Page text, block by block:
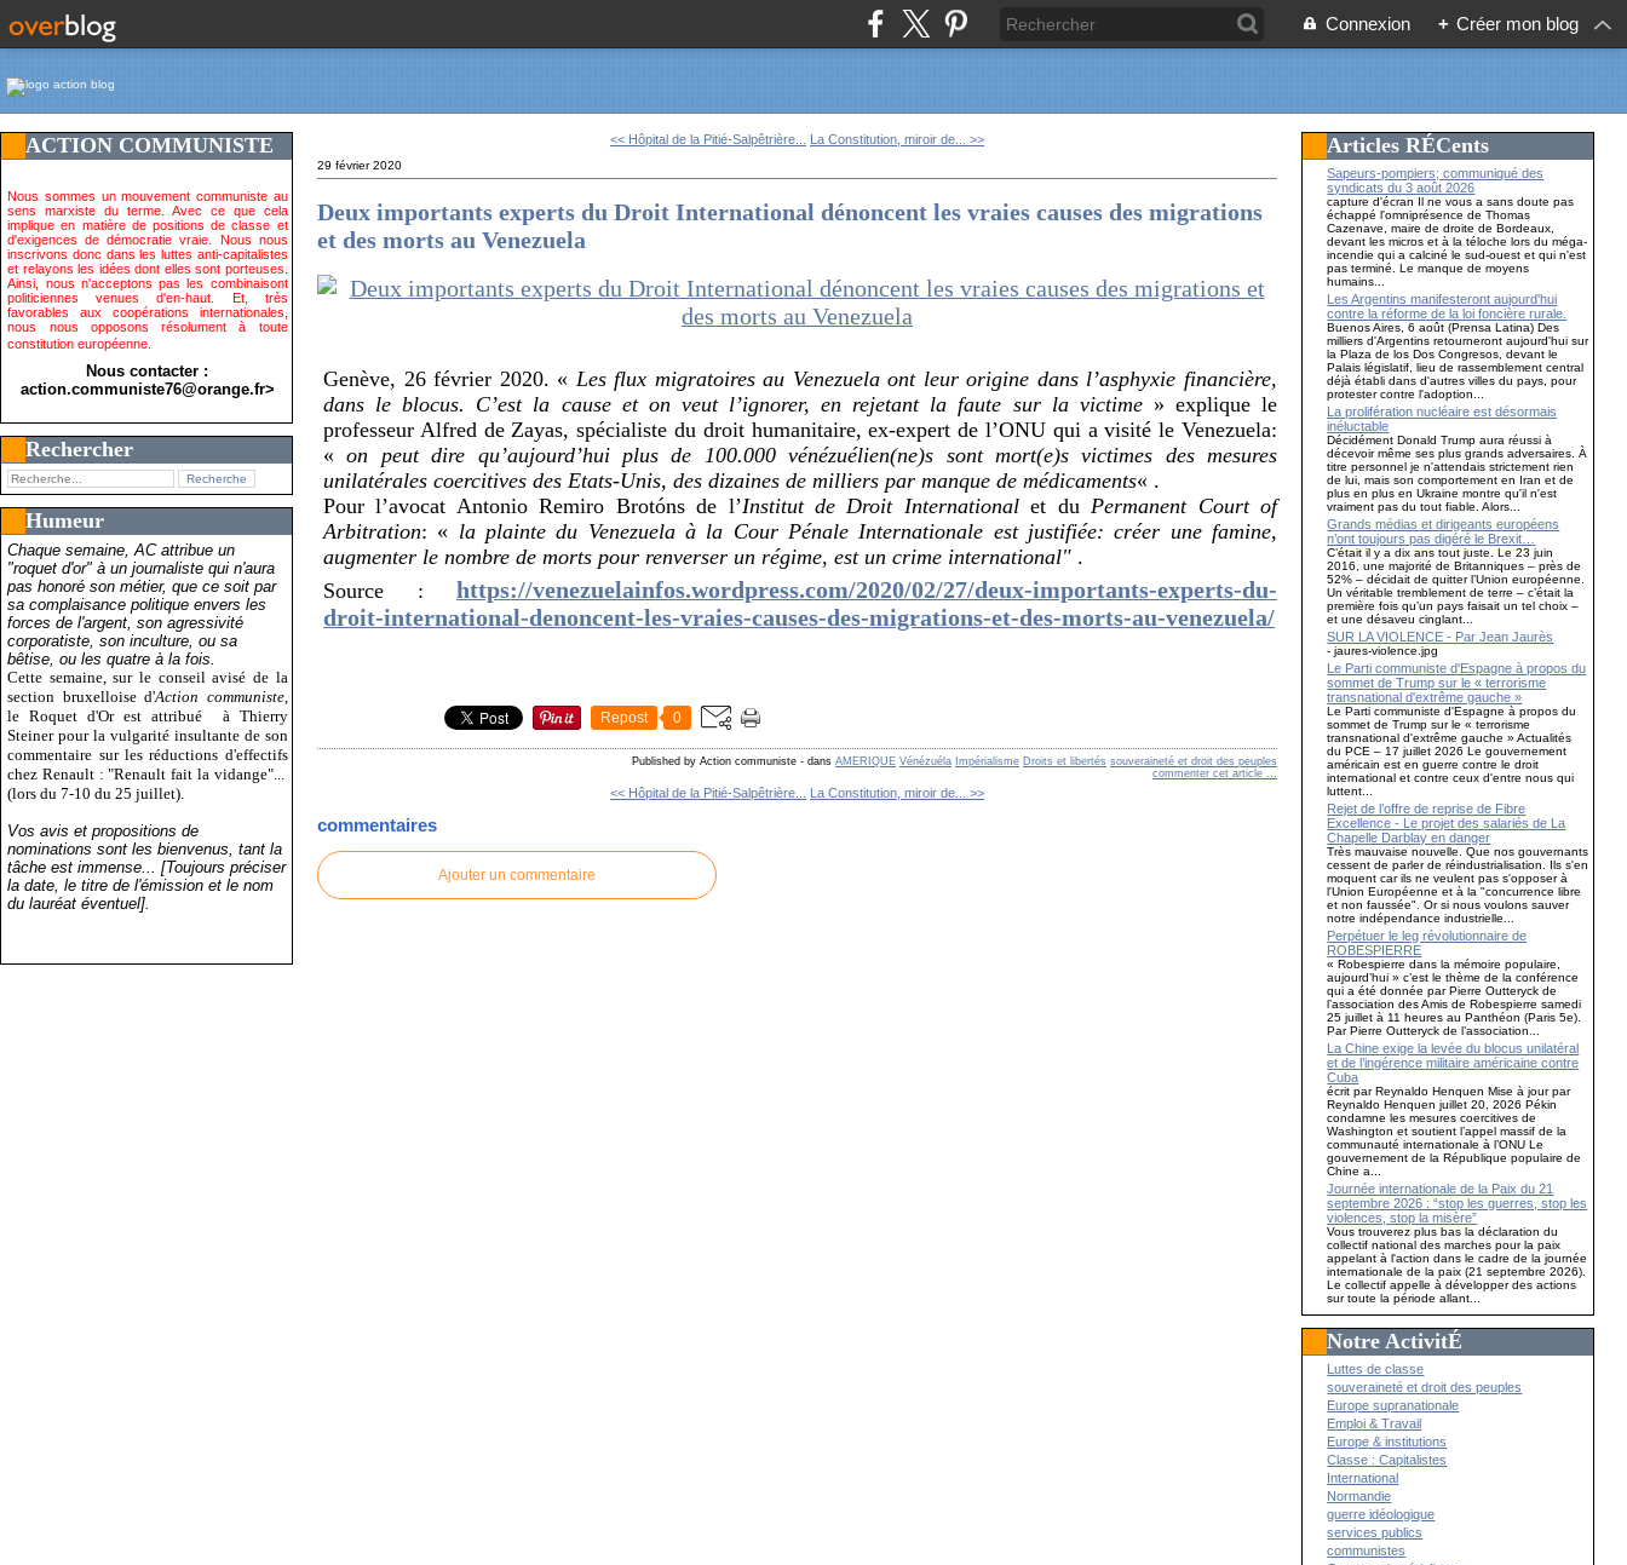
Connexion + Créer mon blog
ACTION COMMUNISTE
Nous sommes un mouvement communiste au
sens marxiste du terme. Avec ce que cela
implique en matière de positions de classe et
d'exigences de démocratie vraie. Nous nous
inscrivons donc dans les luttes anti-capitalistes
et relayons les idées dont elles sont porteuses.
Ainsi, nous n'acceptons pas les combinaisont
politiciennes venues d'en-haut. Et, très
favorables aux coopérations internationales,
nous nous opposons résolument à toute
constitution européenne.
Nous contacter :
action.communiste76@orange.fr>
Rechercher
Humeur
Chaque semaine, AC attribue un
"roquet d'or" à un journaliste qui n'aura
pas honoré son métier, que ce soit par
sa complaisance politique envers les
forces de l'argent, son agressivité
corporatiste, son inculture, ou sa
bêtise, ou les quatre à la fois.
Cette semaine, sur le conseil avisé de la
section bruxelloise d'Action communiste,
le Roquet d'Or est attribué
à Thierry
Steiner pour la vulgarité insultante de son
commentaire sur les réductions d'effectifs
chez Renault : "Renault fait la vidange"...
(lors du 7-10 du 25 juillet).
Vos avis et propositions de
nominations sont les bienvenus, tant la
tâche est immense... [Toujours préciser
la date, le titre de l'émission et le nom
du lauréat éventuel].
<< Hôpital de la Pitié-Salpêtrière... La Constitution, miroir de... >>
29 février 2020
Deux importants experts du Droit International dénoncent les vraies causes des migrations
et des morts au Venezuela
Genève, 26 février 2020. « Les flux migratoires au Venezuela ont leur origine dans l’asphyxie financière,
dans le blocus. C’est la cause et on veut l’ignorer, en rejetant la faute sur la victime» explique le
professeur Alfred de Zayas, spécialiste du droit humanitaire, ex-expert de l’ONU qui a visité le Venezuela:
«on peut dire qu’aujourd’hui plus de 100.000 vénézuélien(ne)s sont mort(e)s victimes des mesures
unilatérales coercitives des Etats-Unis, des dizaines de milliers par manque de médicaments« .
Pour l’avocat Antonio Remiro Brotóns de l’Institut de Droit Internationalet duPermanent Court of
Arbitration: « la plainte du Venezuela à la Cour Pénale Internationale est justifiée: créer une famine,
augmenter le nombre de morts pour renverser un régime, est un crime international" .
Source :https://venezuelainfos.wordpress.com/2020/02/27/deux-importants-experts-du-
droit-international-denoncent-les-vraies-causes-des-migrations-et-des-morts-au-venezuela/
Repost 0
Published by Action communiste - dansAMERIQUE Vénézuéla Impérialisme Droits et libertés souveraineté et droit des peuples
commenter cet article …
<< Hôpital de la Pitié-Salpêtrière... La Constitution, miroir de... >>
commentaires
Ajouter un commentaire
Articles RÉCents
Sapeurs-pompiers; communiqué des
syndicats du 3 août 2026
capture d'écran Il ne vous a sans doute pas
échappé l'omniprésence de Thomas
Cazenave, maire de droite de Bordeaux,
devant les micros et à la téloche lors du méga-
incendie qui a calciné le sud-ouest et qui n'est
pas terminé. Le manque de moyens
humains...
Les Argentins manifesteront aujourd'hui
contre la réforme de la loi foncière rurale.
Buenos Aires, 6 août (Prensa Latina) Des
milliers d'Argentins retourneront aujourd'hui sur
la Plaza de los Dos Congresos, devant le
Palais législatif, lieu de rassemblement central
déjà établi dans d'autres villes du pays, pour
protester contre l'adoption...
La prolifération nucléaire est désormais
inéluctable
Décidément Donald Trump aura réussi à
décevoir même ses plus grands adversaires. À
titre personnel je n'attendais strictement rien
de lui, mais son comportement en Iran et de
plus en plus en Ukraine montre qu'il n'est
vraiment pas du tout fiable. Alors...
Grands médias et dirigeants européens
n’ont toujours pas digéré le Brexit…
C’était il y a dix ans tout juste. Le 23 juin
2016, une majorité de Britanniques – près de
52% – décidait de quitter l’Union européenne.
Un véritable tremblement de terre – c’était la
première fois qu’un pays faisait un tel choix –
et une désaveu cinglant...
SUR LA VIOLENCE - Par Jean Jaurès
- jaures-violence.jpg
Le Parti communiste d'Espagne à propos du
sommet de Trump sur le « terrorisme
transnational d'extrême gauche »
Le Parti communiste d'Espagne à propos du
sommet de Trump sur le « terrorisme
transnational d'extrême gauche » Actualités
du PCE – 17 juillet 2026 Le gouvernement
américain est en guerre contre le droit
international et contre ceux d'entre nous qui
luttent...
Rejet de l’offre de reprise de Fibre
Excellence - Le projet des salariés de La
Chapelle Darblay en danger
Très mauvaise nouvelle. Que nos gouvernants
cessent de parler de réindustrialisation. Ils s'en
moquent car ils ne veulent pas s'opposer à
l'Union Européenne et à la "concurrence libre
et non faussée". Or si nous voulons sauver
notre indépendance industrielle...
Perpétuer le leg révolutionnaire de
ROBESPIERRE
« Robespierre dans la mémoire populaire,
aujourd’hui » c’est le thème de la conférence
qui a été donnée par Pierre Outteryck de
l’association des Amis de Robespierre samedi
25 juillet à 11 heures au Panthéon (Paris 5e).
Par Pierre Outteryck de l’association...
La Chine exige la levée du blocus unilatéral
et de l’ingérence militaire américaine contre
Cuba
écrit par Reynaldo Henquen Mise à jour par
Reynaldo Henquen juillet 20, 2026 Pékin
condamne les mesures coercitives de
Washington et soutient l’appel massif de la
communauté internationale à l’ONU Le
gouvernement de la République populaire de
Chine a...
Journée internationale de la Paix du 21
septembre 2026 : “stop les guerres, stop les
violences, stop la misère”
Vous trouverez plus bas la déclaration du
collectif national des marches pour la paix
appelant à l'action dans le cadre de la journée
internationale de la paix (21 septembre 2026).
Le collectif appelle à développer des actions
sur toute la période allant...
Notre ActivitÉ
Luttes de classe
souveraineté et droit des peuples
Europe supranationale
Emploi & Travail
Europe & institutions
Classe : Capitalistes
International
Normandie
guerre idéologique
services publics
communistes